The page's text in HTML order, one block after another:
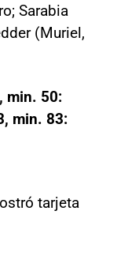
Sarabia
(Muriel,
min. 50:
min. 83:
tarjeta